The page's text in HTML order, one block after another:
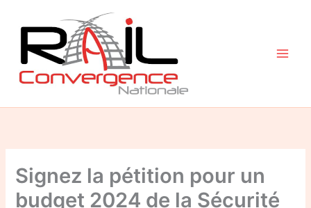
contenu
Signez la pétition pour un
budget 2024 de la Sécurité